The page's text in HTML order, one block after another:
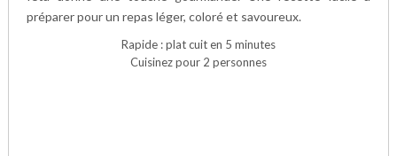
préparer pour un repas léger, coloré et savoureux.
Rapide : plat cuit en 5 minutes
Cuisinez pour 2 personnes